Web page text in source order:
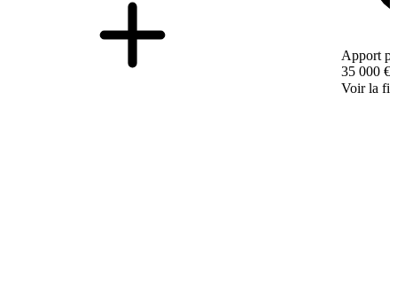
Apport
35 000 €
Voir la